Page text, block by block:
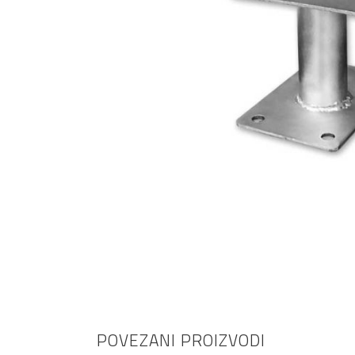
materijali
POVEZANI PROIZVODI